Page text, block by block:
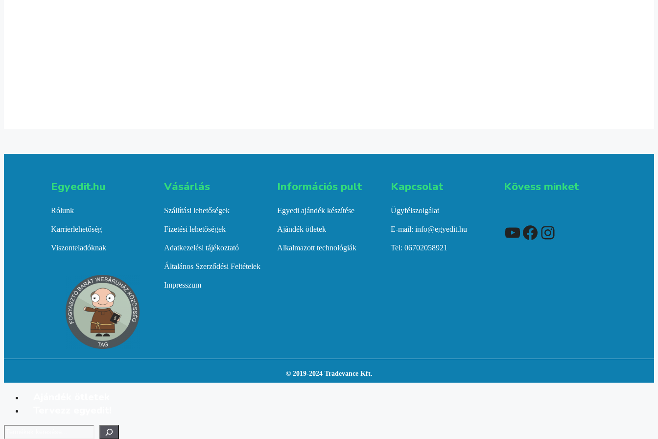
Egyedit.hu
Rólunk
Karrierlehetőség
Viszonteladóknak
Vásárlás​
Szállítási lehetőségek
Fizetési lehetőségek
Adatkezelési tájékoztató
Általános Szerződési Feltételek
Impresszum
Információs pult​
Egyedi ajándék készítése
Ajándék ötletek
Alkalmazott technológiák
Kapcsolat​
Ügyfélszolgálat
E-mail: info@egyedit.hu
Tel: 06702058921
Kövess minket
YouTube
Facebook
Instagram
© 2019-2024 Tradevance Kft.
Keresés